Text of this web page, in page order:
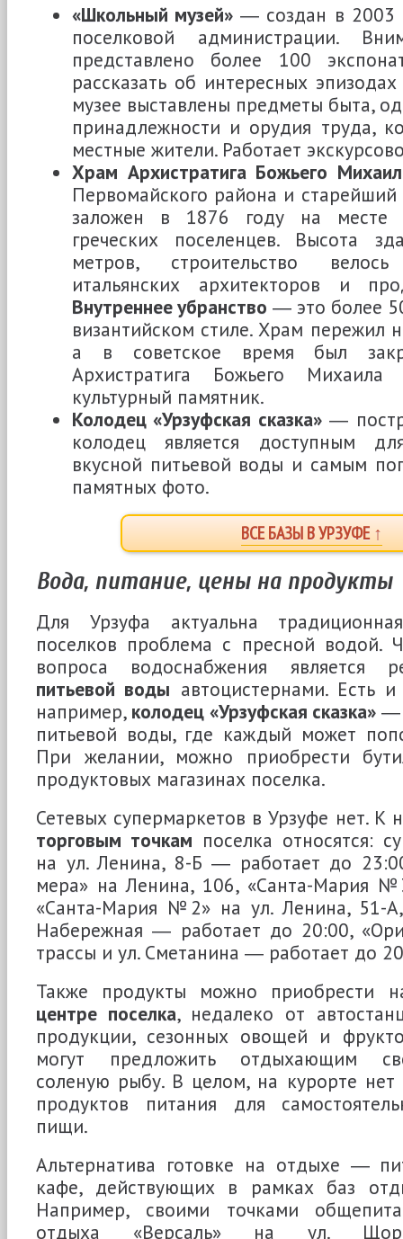
«Школьный музей» ― создан в 2003
поселковой администрации.
представлено более 100
рассказать об интересных
музее выставлены предметы быта,
принадлежности и орудия труда,
местные жители. Работает
Храм Архистратига Божьего
Первомайского района и
заложен в 1876 году на месте
греческих поселенцев. Высота
метров, строительство
итальянских архитекторов и
Внутреннее убранство ― это более
византийском стиле. Храм пережил
а в советское время был
Архистратига Божьего
культурный памятник.
Колодец «Урзуфская сказка»―
колодец является доступным
вкусной питьевой воды и самым
памятных фото.
ВСЕ БАЗЫ В УРЗУФЕ ↑
Вода, питание, цены на продукты
Для Урзуфа актуальна
поселков проблема с пресной водой.
вопроса водоснабжения является
питьевой воды автоцистернами. Есть
например, колодец «Урзуфская сказка» ―
питьевой воды, где каждый может
При желании, можно приобрести
продуктовых магазинах поселка.
Сетевых супермаркетов в Урзуфе нет. К
торговым точкам поселка относятся:
на ул. Ленина, 8-Б ― работает до
мера» на Ленина, 106, «Санта-Мария
«Санта-Мария №2» на ул. Ленина, 51-
Набережная ― работает до 20:00,
трассы и ул. Сметанина ― работает до
Также продукты можно приобрести
центре поселка, недалеко от
продукции, сезонных овощей и
могут предложить отдыхающим
соленую рыбу. В целом, на курорте
продуктов питания для
пищи.
Альтернатива готовке на отдыхе ―
кафе, действующих в рамках баз
Например, своими точками
отдыха «Версаль» на ул.